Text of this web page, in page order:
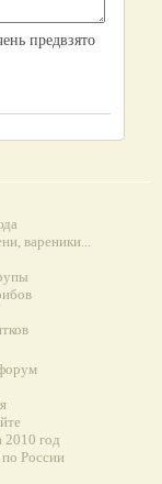
предвзято
вареники...
2010 год
России